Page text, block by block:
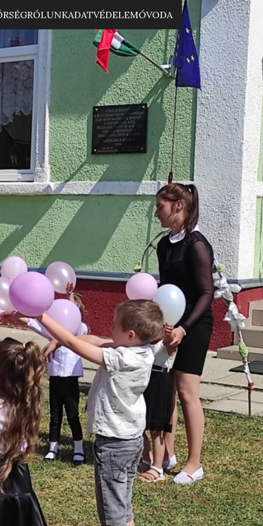
RÓLUNKADATVÉDELEMÓVODA